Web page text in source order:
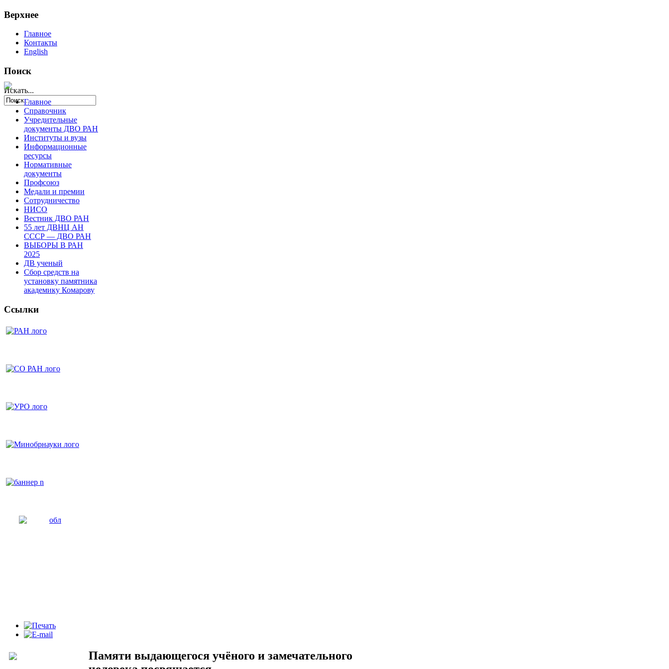
Верхнее
Главное
Контакты
English
Поиск
Искать...
Главное
Справочник
Учредительные
документы ДВО РАН
Институты и вузы
Информационные
ресурсы
Нормативные
документы
Профсоюз
Медали и премии
Сотрудничество
НИСО
Вестник ДВО РАН
55 лет ДВНЦ АН
СССР — ДВО РАН
ВЫБОРЫ В РАН
2025
ДВ ученый
Сбор средств на
установку памятника
академику Комарову
Ссылки
Памяти выдающегося учёного и замечательного